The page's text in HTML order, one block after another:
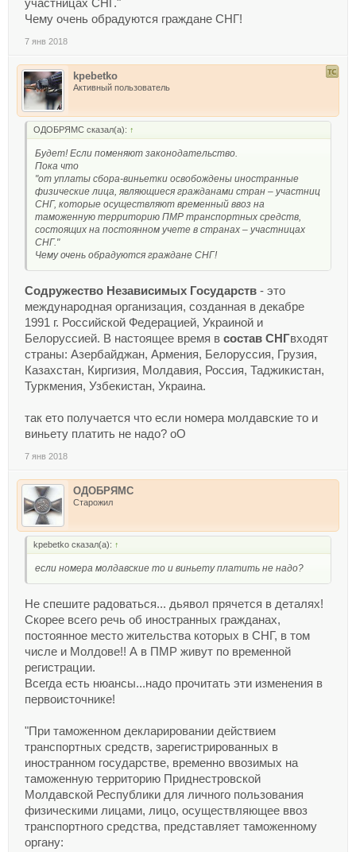
участницах СНГ."
Чему очень обрадуются граждане СНГ!
7 янв 2018
kpebetko
Активный пользователь
ОДОБРЯМС сказал(а): ↑
Будет! Если поменяют законодательство.
Пока что
"от уплаты сбора-виньетки освобождены иностранные
физические лица, являющиеся гражданами стран – участниц
СНГ, которые осуществляют временный ввоз на
таможенную территорию ПМР транспортных средств,
состоящих на постоянном учете в странах – участницах
СНГ."
Чему очень обрадуются граждане СНГ!
Содружество Независимых Государств - это
международная организация, созданная в декабре
1991 г. Российской Федерацией, Украиной и
Белоруссией. В настоящее время в состав СНГвходят
страны: Азербайджан, Армения, Белоруссия, Грузия,
Казахстан, Киргизия, Молдавия, Россия, Таджикистан,
Туркмения, Узбекистан, Украина.
так ето получается что если номера молдавские то и
виньету платить не надо? оО
7 янв 2018
ОДОБРЯМС
Старожил
kpebetko сказал(а): ↑
если номера молдавские то и виньету платить не надо?
Не спешите радоваться... дьявол прячется в деталях!
Скорее всего речь об иностранных гражданах,
постоянное место жительства которых в СНГ, в том
числе и Молдове!! А в ПМР живут по временной
регистрации.
Всегда есть нюансы...надо прочитать эти изменения в
первоисточнике!
"При таможенном декларировании действием
транспортных средств, зарегистрированных в
иностранном государстве, временно ввозимых на
таможенную территорию Приднестровской
Молдавской Республики для личного пользования
физическими лицами, лицо, осуществляющее ввоз
транспортного средства, представляет таможенному
органу: